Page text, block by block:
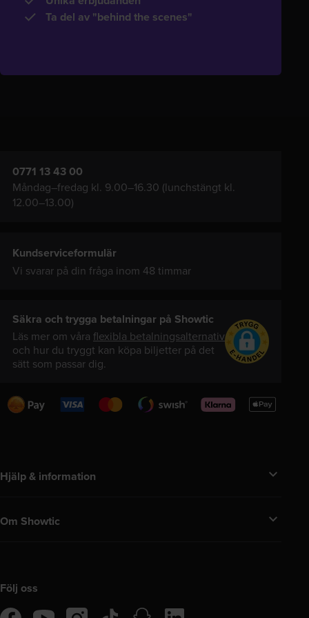
Ta del av "behind the scenes"
0771 13 43 00
Måndag–fredag kl. 9.00–16.30 (lunchstängt kl.
12.00–13.00)
Kundserviceformulär
Vi svarar på din fråga inom 48 timmar
Säkra och trygga betalningar på Showtic
Läs mer om våra flexibla betalningsalternativ
och hur du tryggt kan köpa biljetter på det
sätt som passar dig.
Swedbank
Pay
Visa MastercardSwish Klarna
Apple
Pay
Hjälp & information
Om Showtic
Följ oss
facebook instagramtiktok snapchatlinkedIn